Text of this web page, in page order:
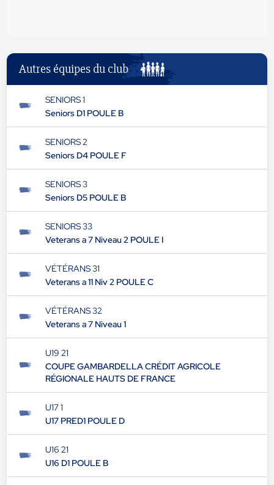
Autres équipes du club
SENIORS 1
Seniors D1 POULE B
SENIORS 2
Seniors D4 POULE F
SENIORS 3
Seniors D5 POULE B
SENIORS 33
Veterans a 7 Niveau 2 POULE I
VÉTÉRANS 31
Veterans a 11 Niv 2 POULE C
VÉTÉRANS 32
Veterans a 7 Niveau 1
U19 21
COUPE GAMBARDELLA CRÉDIT AGRICOLE
RÉGIONALE HAUTS DE FRANCE
U17 1
U17 PRED1 POULE D
U16 21
U16 D1 POULE B